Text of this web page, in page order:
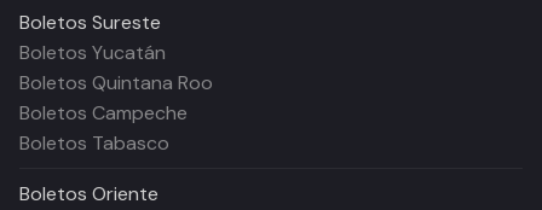
Boletos Sureste
Boletos Yucatán
Boletos Quintana Roo
Boletos Campeche
Boletos Tabasco
Boletos Oriente